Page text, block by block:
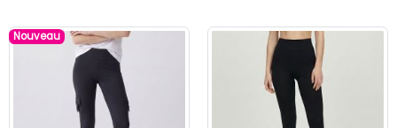
Nouveau